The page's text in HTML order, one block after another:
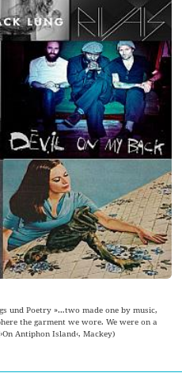
und Poetry »…two made one by music,
the garment we wore. We were on a
Antiphon Island‹, Mackey)